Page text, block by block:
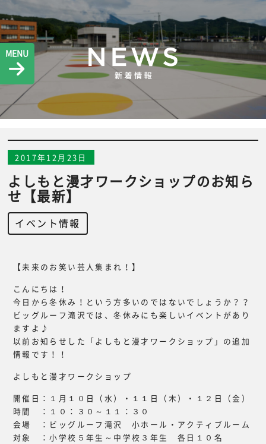
MENU
2017年12月23日
よしもと漫才ワークショップのお知ら
せ【最新】
イベント情報
【未来のお笑い芸人集まれ！】
こんにちは！
今日から冬休み！という方多いのではないでしょうか？？
ビッグルーフ滝沢では、冬休みにも楽しいイベントがあり
ますよ♪
以前お知らせした「よしもと漫才ワークショップ」の追加
情報です！！
よしもと漫才ワークショップ
開催日：１月１０日（水）・１１日（木）・１２日（金）
時間 ：１０：３０～１１：３０
会場 ：ビッグルーフ滝沢 小ホール・アクティブルーム
対象 ：小学校５年生～中学校３年生 各日１０名